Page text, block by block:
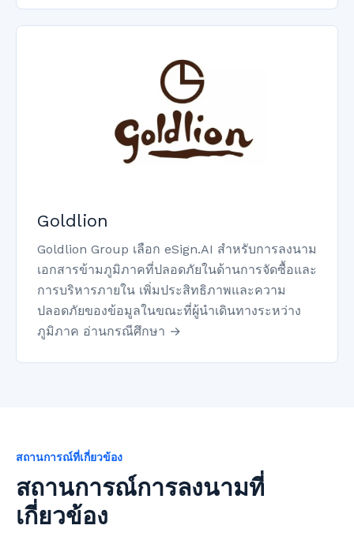
Goldlion
Goldlion Group เลือก eSign.AI สำหรับการลงนาม
เอกสารข้ามภูมิภาคที่ปลอดภัยในด้านการจัดซื้อและ
การบริหารภายใน เพิ่มประสิทธิภาพและความ
ปลอดภัยของข้อมูลในขณะที่ผู้นำเดินทางระหว่าง
ภูมิภาค อ่านกรณีศึกษา →
สถานการณ์ที่เกี่ยวข้อง
สถานการณ์การลงนามที่
เกี่ยวข้อง